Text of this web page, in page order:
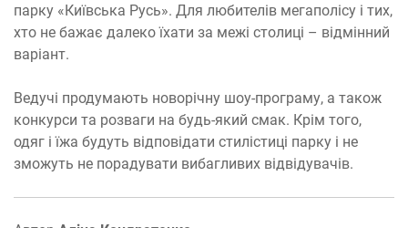
парку «Київська Русь». Для любителів мегаполісу і тих,
хто не бажає далеко їхати за межі столиці – відмінний
варіант.
Ведучі продумають новорічну шоу-програму, а також
конкурси та розваги на будь-який смак. Крім того,
одяг і їжа будуть відповідати стилістиці парку і не
зможуть не порадувати вибагливих відвідувачів.